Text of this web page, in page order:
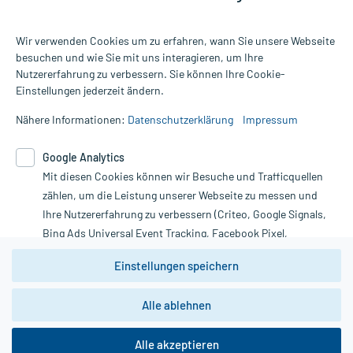
Alle Preise gelten inkl. MwSt., ggf. zzgl. Versandkosten
Informationen auf dieser Website werden ausschließlich für
die Untersuchung und Behandlung durch einen Arzt. Bitte
Therapien eingeleitet werden können. | Diese Webseite benutzt
Google Analytics. Lesen Sie bitte dazu die wichtigen Hinweise in
unserer Datenschutzerklärung. Für den Widerruf einer Bestellung
nutzen Sie das Formular:
Vertrag widerrufen
*Hinweise zu unseren Aktionen und Bewertungen
Wir verwenden Cookies um zu erfahren, wann Sie unsere Webseite
besuchen und wie Sie mit uns interagieren, um Ihre
Nutzererfahrung zu verbessern. Sie können Ihre Cookie-
Einstellungen jederzeit ändern.
Nähere Informationen: Datenschutzerklärung Impressum
Google Analytics
Mit diesen Cookies können wir Besuche und Trafficquellen
zählen, um die Leistung unserer Webseite zu messen und
Ihre Nutzererfahrung zu verbessern (Criteo, Google Signals,
Bing Ads Universal Event Tracking, Facebook Pixel,
Youtube-Social Plugin).
Wir weisen darauf hin, dass die
zwingend den Europäischen Anforderungen gem. EU-
DSGVO genügen und ein Datentransfer in Drittstaaten bzw.
Daten dort verarbeitet werden, kann nicht geprüft und
Einstellungen speichern
Alle ablehnen
Alle akzeptieren